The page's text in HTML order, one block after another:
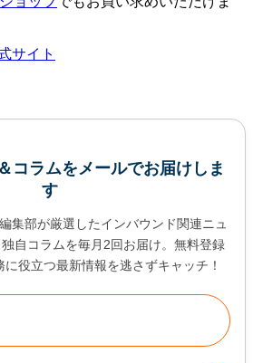
サイト
コラムをメールでお届けしま
す
集部が厳選したインバウンド関連ニュ
自コラムを毎月2回お届け。無料登録
役立つ最新情報を逃さずキャッチ！